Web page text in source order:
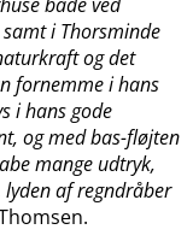
i Thorsminde
og det
fornemme i hans
i hans gode
og med bas-fløjten
mange udtryk,
lyden af regndråber